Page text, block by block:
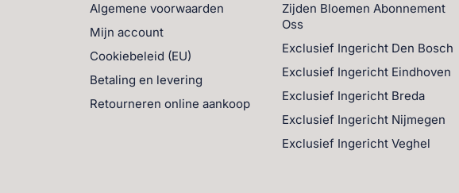
met een grotere
. Het contrast tussen de
zorgt voor balans en diepte in
Algemene voorwaarden
Mijn account
Cookiebeleid (EU)
Betaling en levering
Retourneren online aankoop
Zijden Bloemen Abonnement
Oss
Exclusief Ingericht Den Bosch
Exclusief Ingericht Eindhoven
Exclusief Ingericht Breda
Exclusief Ingericht Nijmegen
Exclusief Ingericht Veghel